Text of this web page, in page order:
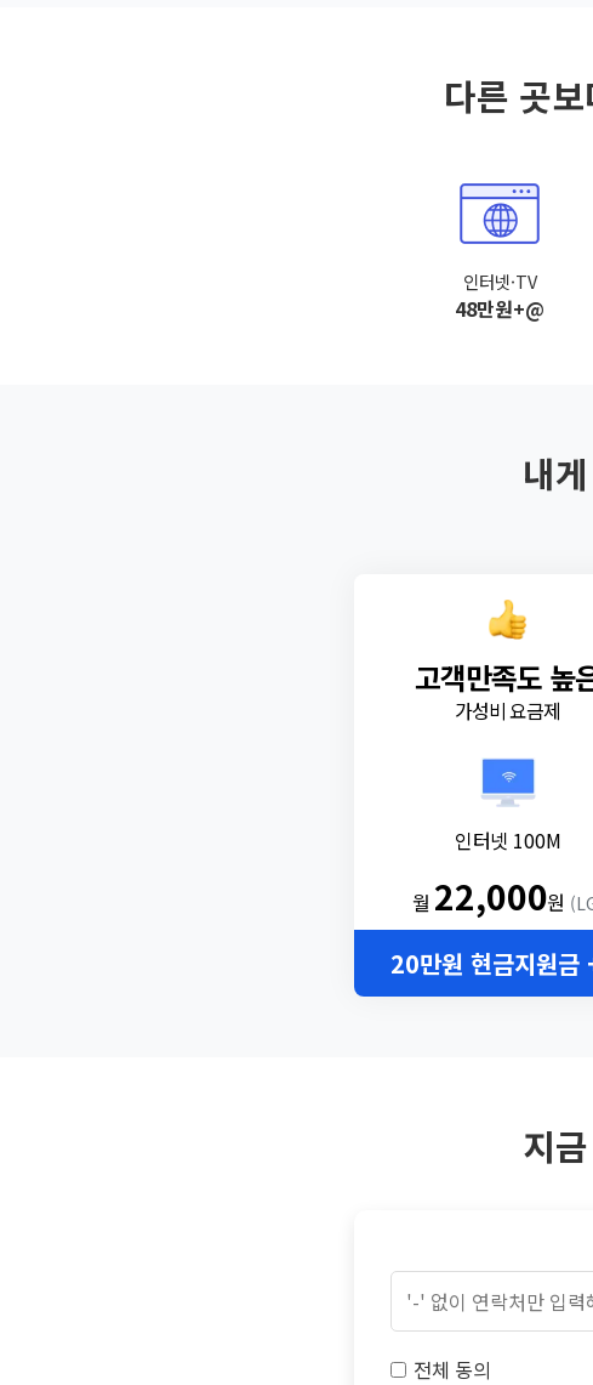
다른 곳
인터넷·TV
48만원+@
내
고객만족도 높
가성비 요금제
인터넷 100M
월 22,000원
20만원 현금지원금
지
전체 동의